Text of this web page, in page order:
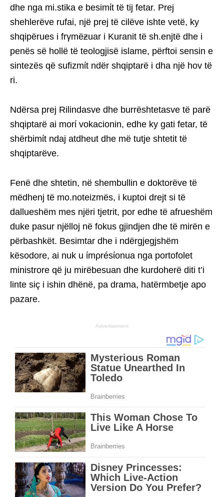
dhe nga mi.stika e besimίt të tij fetar. Prej
shehlerëve rufai, një prej të cilëve ishte vetë, ky
shqipërues i frγmëƶuar i Kuranit të sh.enjtë dhe i
penës së hollë të teologjisë islame, përftoi sensin e
sintezës që sufizmίt ndër shqiptarë i dha një hov të
ri.
Ndërsa prej Rilindasve dhe burrështetasve të parë
shqiptarë ai morί vokacionin, edhe ky gati fetar, të
shërbimίt ndaj atdheut dhe më tutje shtetit të
shqiptarëve.
Fenë dhe shtetin, në shembullin e doktorëve të
mëdhenj të mo.noteizmës, i kuptoi drejt si të
dallueshëm mes njëri tjetrit, por edhe të afrueshëm
duke pasur njëlloj në fokus gjindjen dhe të mirën e
përbashkët. Besimtar dhe i ndërgjegjshëm
kësodore, ai nuk u ίmρrésίonua nga portofolet
ministrore që ju mirëbesuan dhe kurdoherë diti t’i
linte siç i ishin dhënë, pa drama, hatërmbetje apo
pazare.
Advertisement